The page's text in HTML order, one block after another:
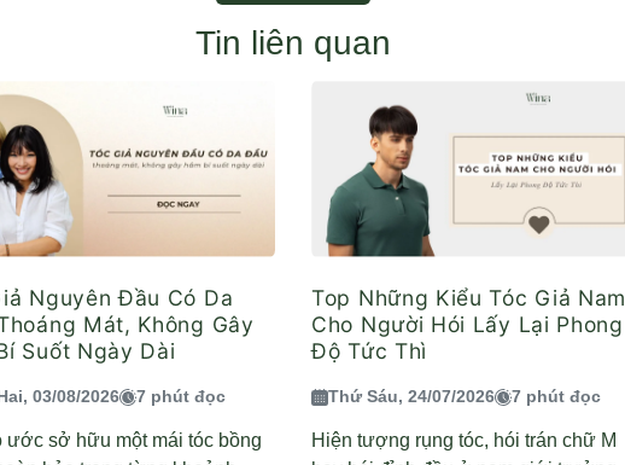
Tin liên quan
Nguyên Đầu Có Da
Mát, Không Gây
Suốt Ngày Dài
03/08/2026 7 phút đọc
ước sở hữu một mái tóc bồng
Top Những Kiểu Tóc Giả Nam
Cho Người Hói Lấy Lại Phong
Độ Tức Thì
Thứ Sáu, 24/07/2026 7 phút đọc
Hiện tượng rụng tóc, hói trán chữ M